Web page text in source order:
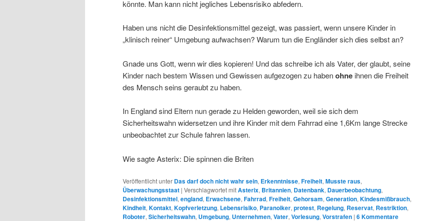
könnte. Man kann nicht jegliches Lebensrisiko abfedern.
Haben uns nicht die Desinfektionsmittel gezeigt, was passiert, wenn unsere Kinder in
„klinisch reiner“ Umgebung aufwachsen? Warum tun die Engländer sich dies selbst an?
Gnade uns Gott, wenn wir dies kopieren! Und das schreibe ich als Vater, der glaubt, seine
Kinder nach bestem Wissen und Gewissen aufgezogen zu habenohne ihnen die Freiheit
des Mensch seins geraubt zu haben.
In England sind Eltern nun gerade zu Helden geworden, weil sie sich dem
Sicherheitswahn widersetzen und ihre Kinder mit dem Fahrrad eine 1,6Km lange Strecke
unbeobachtet zur Schule fahren lassen.
Wie sagte Asterix: Die spinnen die Briten
Veröffentlicht unter Das darf doch nicht wahr sein, Erkenntnisse, Freiheit, Musste raus,
Überwachungsstaat | Verschlagwortet mitAsterix, Britannien, Datenbank, Dauerbeobachtung,
Desinfektionsmittel, england, Erwachsene, Fahrrad, Freiheit, Gehorsam, Generation, Kindesmißbrauch,
Kindheit, Kontakt, Kopfverletzung, Lebensrisiko, Paranoiker, protest, Regelung, Reservat, Restriktion,
Roboter, Sicherheitswahn, Umgebung, Unternehmen, Vater, Vorlesung, Vorstrafen | 6Kommentare